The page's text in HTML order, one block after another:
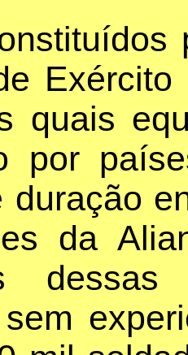
quais
por
duração
da